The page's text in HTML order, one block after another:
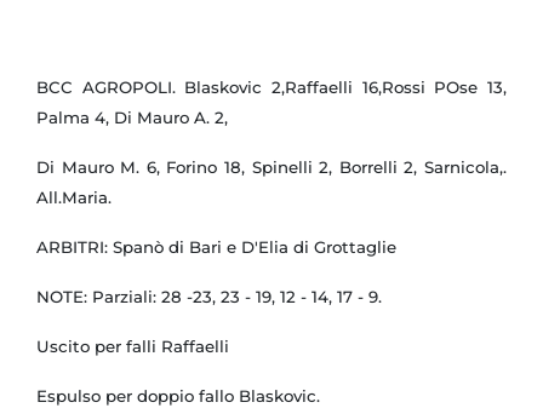
BCC AGROPOLI. Blaskovic 2,Raffaelli 16,Rossi POse 13,
Palma 4, Di Mauro A. 2,
Di Mauro M. 6, Forino 18, Spinelli 2, Borrelli 2, Sarnicola,.
All.Maria.
ARBITRI: Spanò di Bari e D'Elia di Grottaglie
NOTE: Parziali: 28 -23, 23 - 19, 12 - 14, 17 - 9.
Uscito per falli Raffaelli
Espulso per doppio fallo Blaskovic.